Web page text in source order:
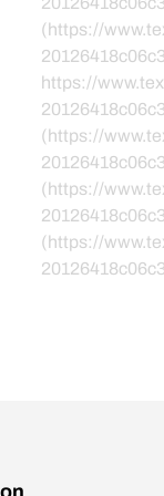
(https://
https://
(https://
(https://
(https://